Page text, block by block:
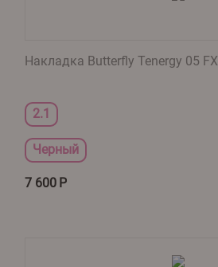
Накладка Butterfly Tenergy 05 FX
2.1
Черный
7 600 Р